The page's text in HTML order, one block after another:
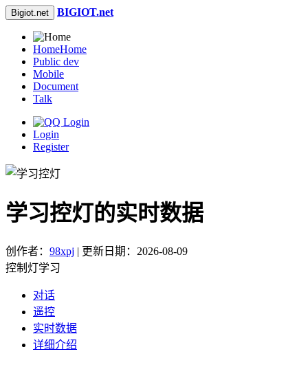
Bigiot.net BIGIOT.net
HomeHome
Public dev
Mobile
Document
Talk
Login
Register
学习控灯的实时数据
创作者： 98xpj | 更新日期：2026-08-09
控制灯学习
对话
遥控
实时数据
详细介绍